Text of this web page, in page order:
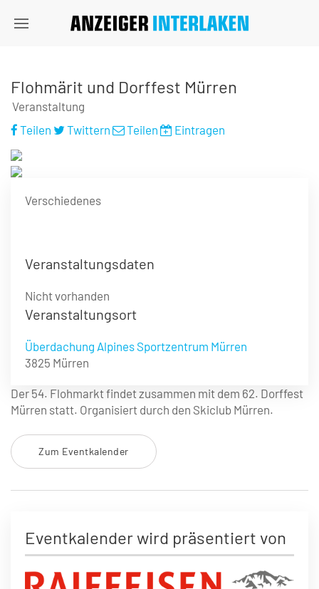
Flohmärit und Dorffest Mürren
Veranstaltung
Teilen
Twittern Teilen Eintragen
Verschiedenes
Veranstaltungsdaten
Nicht vorhanden
Veranstaltungsort
Überdachung Alpines Sportzentrum Mürren
3825 Mürren
Der 54. Flohmarkt findet zusammen mit dem 62. Dorffest
Mürren statt. Organisiert durch den Skiclub Mürren.
Zum Eventkalender
Eventkalender wird präsentiert von